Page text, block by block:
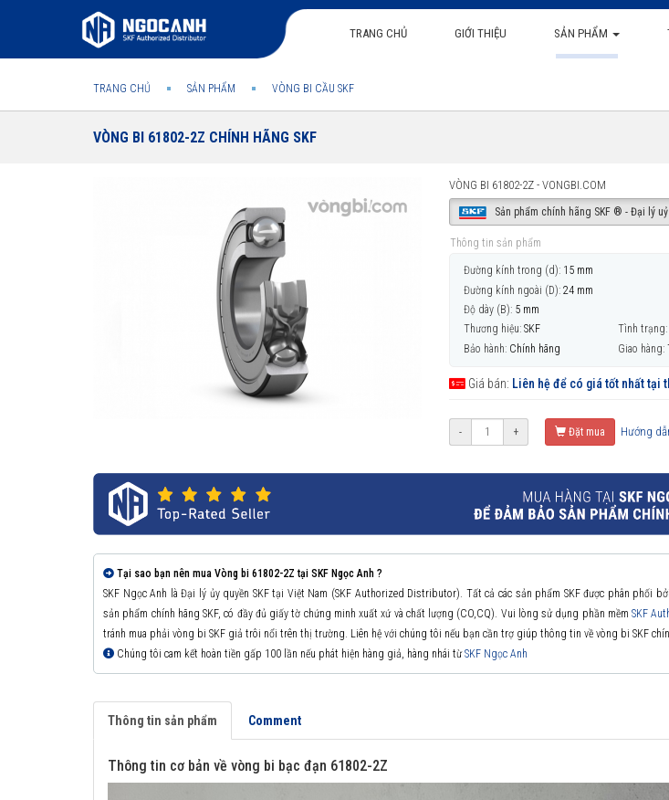
TRANG CHỦ GIỚI THIỆU SẢN PHẨM
TRANG CHỦ SẢN PHẨM VÒNG BI CẦU SKF
VÒNG BI 61802-2Z CHÍNH HÃNG SKF
VÒNG BI 61802-2Z - VONGBI.COM
Sản phẩm chính hãng SKF ® - Đại lý uỷ
Thông tin sản phẩm
Đường kính trong (d): 15 mm
Đường kính ngoài (D): 24 mm
Độ dày (B): 5 mm
Thương hiệu: SKF Tình trạng:
Bảo hành: Chính hãng Giao hàng:
Giá bán: Liên hệ để có giá tốt nhất tại
- + Đặt mua Hướng
Tại sao bạn nên mua Vòng bi 61802-2Z tại SKF Ngọc Anh ?
SKF Ngọc Anh là Đại lý ủy quyền SKF tại Việt Nam (SKF Authorized Distributor). Tất cả các sản phẩm SKF được phân phối
sản phẩm chính hãng SKF, có đầy đủ giấy tờ chứng minh xuất xứ và chất lượng (CO,CQ). Vui lòng sử dụng phần mềm SKF
tránh mua phải vòng bi SKF giả trôi nổi trên thị trường. Liên hệ với chúng tôi nếu bạn cần trợ giúp thông tin về vòng bi SKF
Chúng tôi cam kết hoàn tiền gấp 100 lần nếu phát hiện hàng giả, hàng nhái từSKF Ngọc Anh
Thông tin sản phẩm Comment
Thông tin cơ bản về vòng bi bạc đạn 61802-2Z